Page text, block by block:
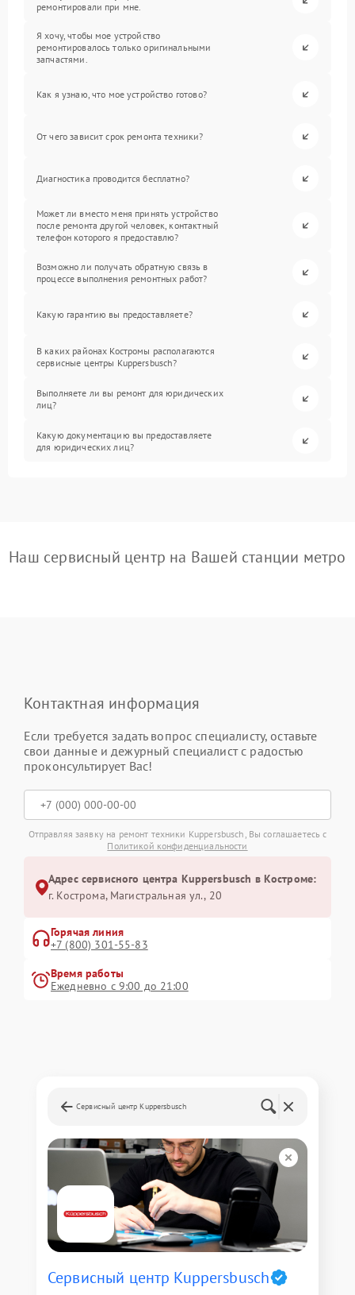
ремонтировали при мне.
Я хочу, чтобы мое устройство
ремонтировалось только оригинальными
запчастями.
Как я узнаю, что мое устройство готово?
От чего зависит срок ремонта техники?
Диагностика проводится бесплатно?
Может ли вместо меня принять устройство
после ремонта другой человек, контактный
телефон которого я предоставлю?
Возможно ли получать обратную связь в
процессе выполнения ремонтных работ?
Какую гарантию вы предоставляете?
В каких районах Костромы располагаются
сервисные центры Kuppersbusch?
Выполняете ли вы ремонт для юридических
лиц?
Какую документацию вы предоставляете
для юридических лиц?
Наш сервисный центр на Вашей станции метро
Контактная информация
Если требуется задать вопрос специалисту, оставьте
свои данные и дежурный специалист с радостью
проконсультирует Вас!
Отправляя заявку на ремонт техники Kuppersbusch, Вы соглашаетесь с
Политикой конфиденциальности
Адрес сервисного центра Kuppersbusch в Костроме:
г. Кострома, Магистральная ул., 20
Горячая линия
+7 (800) 301-55-83
Время работы
Ежедневно с 9:00 до 21:00
Сервисный центр Kuppersbusch
Сервисный центр Kuppersbusch